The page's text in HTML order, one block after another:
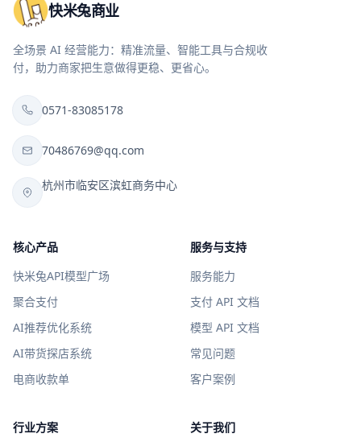
快米兔商业
全场景 AI 经营能力：精准流量、智能工具与合规收
付，助力商家把生意做得更稳、更省心。
0571-83085178
70486769@qq.com
杭州市临安区滨虹商务中心
核心产品
快米兔API模型广场
聚合支付
AI推荐优化系统
AI带货探店系统
电商收款单
服务与支持
服务能力
支付 API 文档
模型 API 文档
常见问题
客户案例
行业方案 关于我们